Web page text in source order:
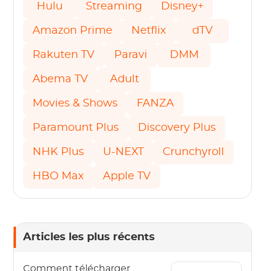
Hulu Streaming Disney+
Amazon Prime Netflix dTV
Rakuten TV Paravi DMM
Abema TV Adult
Movies & Shows FANZA
Paramount Plus Discovery Plus
NHK Plus U-NEXT Crunchyroll
HBO Max Apple TV
Articles les plus récents
Comment télécharger